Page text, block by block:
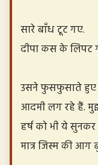
सारे बाँध टूट गए.
दीपा कस के लिपट
उसने फुसफुसाते हुए
आदमी लग रहे हैं.
हर्ष को भी ये
मात्र जिस्म की